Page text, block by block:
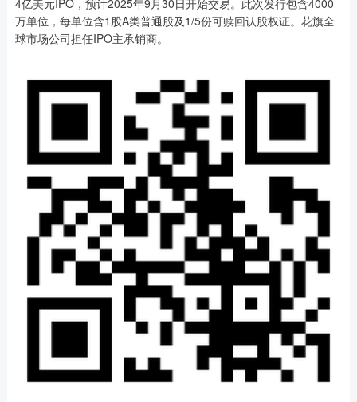
4亿美元IPO，预计2025年9月30日开始交易。此次发行包含4000
万单位，每单位含1股A类普通股及1/5份可赎回认股权证。花旗全
球市场公司担任IPO主承销商。